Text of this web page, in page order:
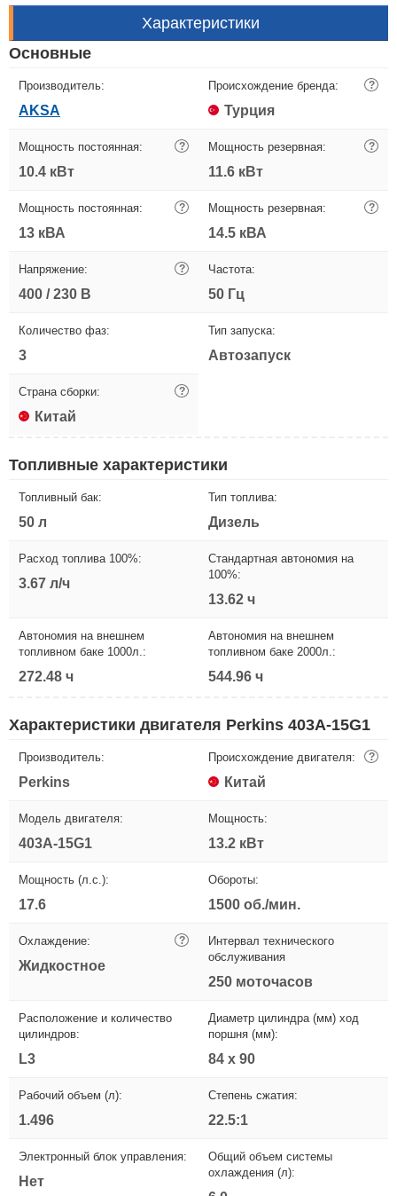
Характеристики
Основные
Производитель:
AKSA
Происхождение бренда: ?
Турция
Мощность постоянная: ?
10.4 кВт
Мощность резервная: ?
11.6 кВт
Мощность постоянная: ?
13 кВА
Мощность резервная: ?
14.5 кВА
Напряжение: ?
400 / 230 В
Частота:
50 Гц
Количество фаз:
3
Тип запуска:
Автозапуск
Страна сборки: ?
Китай
Топливные характеристики
Топливный бак:
50 л
Тип топлива:
Дизель
Расход топлива 100%:
3.67 л/ч
Стандартная автономия на
100%:
13.62 ч
Автономия на внешнем
топливном баке 1000л.:
272.48 ч
Автономия на внешнем
топливном баке 2000л.:
544.96 ч
Характеристики двигателя Perkins 403A-15G1
Производитель:
Perkins
Происхождение двигателя: ?
Китай
Модель двигателя:
403A-15G1
Мощность:
13.2 кВт
Мощность (л.с.):
17.6
Обороты:
1500 об./мин.
Охлаждение: ?
Жидкостное
Интервал технического
обслуживания
250 моточасов
Расположение и количество
цилиндров:
L3
Диаметр цилиндра (мм) ход
поршня (мм):
84 x 90
Рабочий объем (л):
1.496
Степень сжатия:
22.5:1
Электронный блок управления:
Нет
Общий объем системы
охлаждения (л):